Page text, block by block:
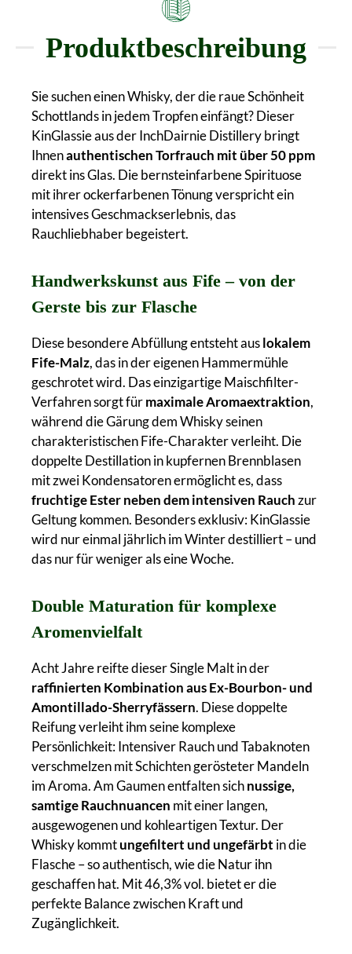
Produktbeschreibung
Sie suchen einen Whisky, der die raue Schönheit
Schottlands in jedem Tropfen einfängt? Dieser
KinGlassie aus der InchDairnie Distillery bringt
Ihnenauthentischen Torfrauch mit über 50 ppm
direkt ins Glas. Die bernsteinfarbene Spirituose
mit ihrer ockerfarbenen Tönung verspricht ein
intensives Geschmackserlebnis, das
Rauchliebhaber begeistert.
Handwerkskunst aus Fife – von der
Gerste bis zur Flasche
Diese besondere Abfüllung entsteht auslokalem
Fife-Malz, das in der eigenen Hammermühle
geschrotet wird. Das einzigartige Maischfilter-
Verfahren sorgt fürmaximale Aromaextraktion,
während die Gärung dem Whisky seinen
charakteristischen Fife-Charakter verleiht. Die
doppelte Destillation in kupfernen Brennblasen
mit zwei Kondensatoren ermöglicht es, dass
fruchtige Ester neben dem intensiven Rauchzur
Geltung kommen. Besonders exklusiv: KinGlassie
wird nur einmal jährlich im Winter destilliert – und
das nur für weniger als eine Woche.
Double Maturation für komplexe
Aromenvielfalt
Acht Jahre reifte dieser Single Malt in der
raffinierten Kombination aus Ex-Bourbon- und
Amontillado-Sherryfässern. Diese doppelte
Reifung verleiht ihm seine komplexe
Persönlichkeit: Intensiver Rauch und Tabaknoten
verschmelzen mit Schichten gerösteter Mandeln
im Aroma. Am Gaumen entfalten sichnussige,
samtige Rauchnuancen mit einer langen,
ausgewogenen und kohleartigen Textur. Der
Whisky kommtungefiltert und ungefärbt in die
Flasche – so authentisch, wie die Natur ihn
geschaffen hat. Mit 46,3% vol. bietet er die
perfekte Balance zwischen Kraft und
Zugänglichkeit.